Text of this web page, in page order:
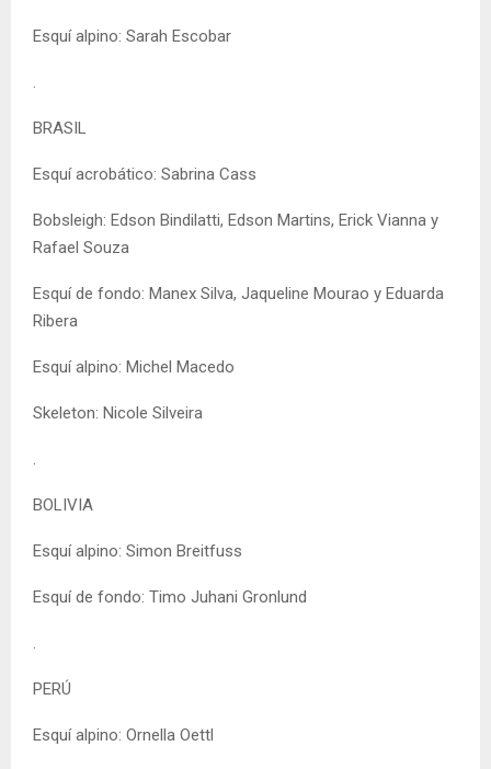
Esquí alpino: Sarah Escobar
.
BRASIL
Esquí acrobático: Sabrina Cass
Bobsleigh: Edson Bindilatti, Edson Martins, Erick Vianna y
Rafael Souza
Esquí de fondo: Manex Silva, Jaqueline Mourao y Eduarda
Ribera
Esquí alpino: Michel Macedo
Skeleton: Nicole Silveira
.
BOLIVIA
Esquí alpino: Simon Breitfuss
Esquí de fondo: Timo Juhani Gronlund
.
PERÚ
Esquí alpino: Ornella Oettl